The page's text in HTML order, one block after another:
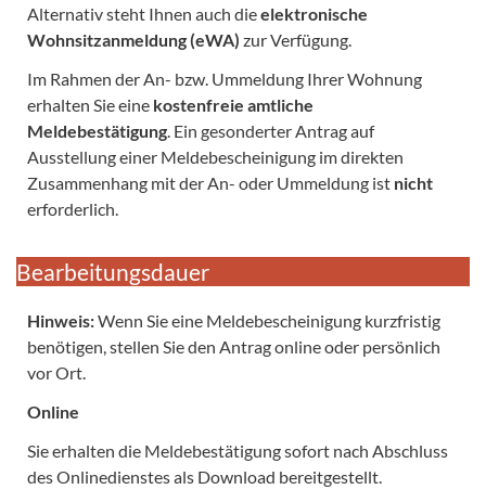
Alternativ steht Ihnen auch dieelektronische
Wohnsitzanmeldung (eWA) zur Verfügung.
Im Rahmen der An- bzw. Ummeldung Ihrer Wohnung
erhalten Sie eine kostenfreie amtliche
Meldebestätigung . Ein gesonderter Antrag auf
Ausstellung einer Meldebescheinigung im direkten
Zusammenhang mit der An- oder Ummeldung ist nicht
erforderlich.
Bearbeitungsdauer
Hinweis:Wenn Sie eine Meldebescheinigung kurzfristig
benötigen, stellen Sie den Antrag online oder persönlich
vor Ort.
Online
Sie erhalten die Meldebestätigung sofort nach Abschluss
des Onlinedienstes als Download bereitgestellt.